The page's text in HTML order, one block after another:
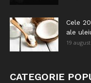
Cele
ale
19
CATEGORIE